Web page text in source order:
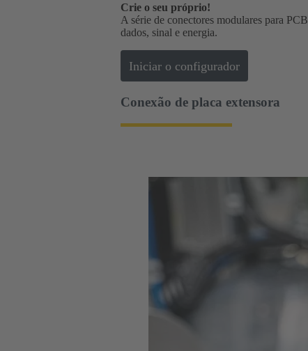
Crie o seu próprio!
A série de conectores modulares para PCB
dados, sinal e energia.
Iniciar o configurador
Conexão de placa extensora